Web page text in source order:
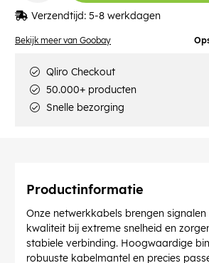
Bekijk meer van Goobay
Verzendtijd: 5-8 werkdagen
Qliro Checkout
50.000+ producten
Snelle bezorging
Productinformatie
Onze netwerkkabels brengen
kwaliteit bij extreme snelheid en
stabiele verbinding. Hoogwaardige
robuuste kabelmantel en precies